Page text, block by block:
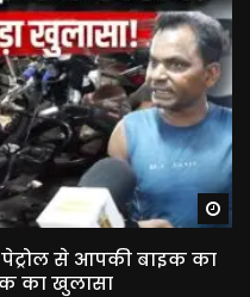
पेट्रोल से आपकी बाइक का
का खुलासा